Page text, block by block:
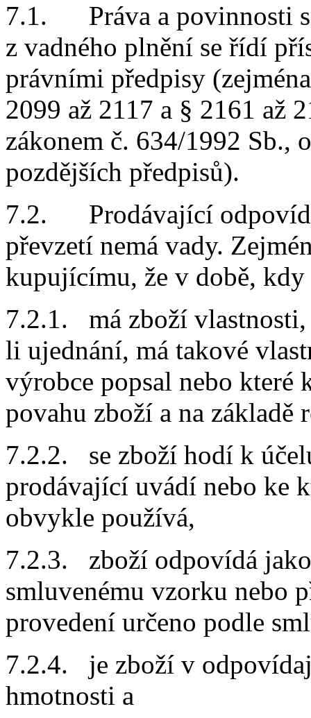
7.1. Práva a povinnosti
z vadného plnění se řídí
právními předpisy
2099 až 2117 a § 2161 až
zákonem č. 634/1992 Sb.,
pozdějších předpisů).
7.2. Prodávající
převzetí nemá vady.
kupujícímu, že v době,
7.2.1. má zboží
li ujednání, má takové
výrobce popsal nebo které
povahu zboží a na
7.2.2. se zboží hodí k
prodávající uvádí nebo ke
obvykle používá,
7.2.3. zboží odpovídá
smluvenému vzorku nebo
provedení určeno podle
7.2.4. je zboží v
hmotnosti a